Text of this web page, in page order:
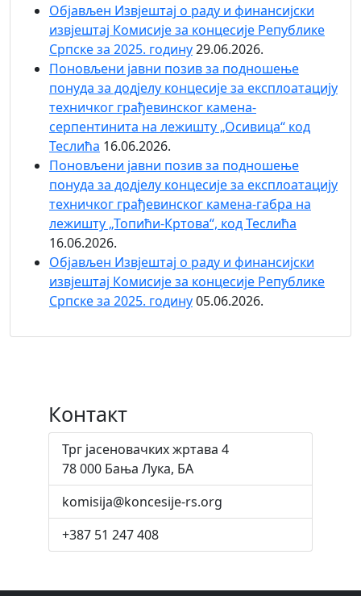
Објaвљен Извјештај о раду и финансијски
извјештај Комисије за концесије Републике
Српске за 2025. годину29.06.2026.
Поновљени јавни позив за подношење
понуда за додјелу концесије за експлоатацију
техничког грађевинског камена-
серпентинита на лежишту „Осивица“ код
Теслића 16.06.2026.
Поновљени јавни позив за подношење
понуда за додјелу концесије за експлоатацију
техничког грађевинског камена-габра на
лежишту „Топићи-Кртова“, код Теслића
16.06.2026.
Објaвљен Извјештај о раду и финансијски
извјештај Комисије за концесије Републике
Српске за 2025. годину05.06.2026.
Контакт
Трг јасеновачких жртава 4
78 000 Бања Лука, БА
komisija@koncesije-rs.org
+387 51 247 408